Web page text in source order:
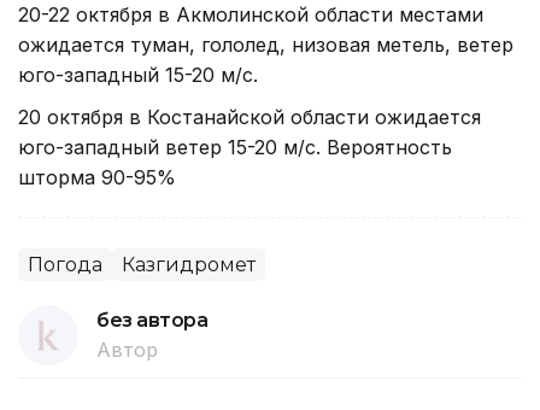
20-22 октября в Акмолинской области местами
ожидается туман, гололед, низовая метель, ветер
юго-западный 15-20 м/с.
20 октября в Костанайской области ожидается
юго-западный ветер 15-20 м/с. Вероятность
шторма 90-95%
Погода Казгидромет
без автора
Автор